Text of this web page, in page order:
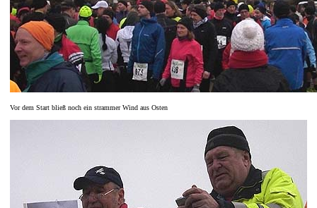
Vor dem Start bließ noch ein strammer Wind aus Osten